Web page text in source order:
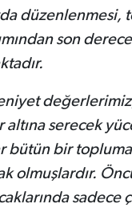
düzenlenmesi,
son
altına serecek
bütün bir
olmuşlardır.
sadece